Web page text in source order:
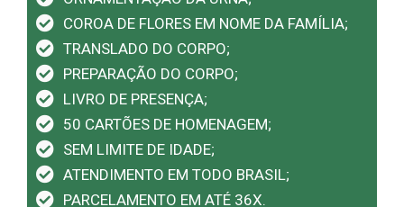
COROA DE FLORES EM NOME DA FAMÍLIA;
TRANSLADO DO CORPO;
PREPARAÇÃO DO CORPO;
LIVRO DE PRESENÇA;
50 CARTÕES DE HOMENAGEM;
SEM LIMITE DE IDADE;
ATENDIMENTO EM TODO BRASIL;
PARCELAMENTO EM ATÉ 36X.